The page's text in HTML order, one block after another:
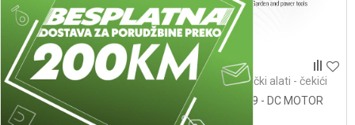
Fuse radionički alati - čekići
9 - MAGNETNI PRSTEN
Fuse radionički alati - čekići
RS755SHZ-9 - DC MOTOR